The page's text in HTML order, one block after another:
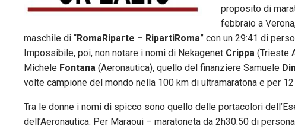
proposito di
febbraio a
maschile di “RomaRiparte – RipartiRoma” con un 29:41 di
Impossibile, poi, non notare i nomi di Nekagenet Crippa (Trieste
Michele Fontana (Aeronautica), quello del finanziere Samuele
volte campione del mondo nella 100 km di ultramaratona e per
Tra le donne i nomi di spicco sono quello delle portacolori
dell’Aeronautica. Per Maraoui – maratoneta da 2h30:50 di